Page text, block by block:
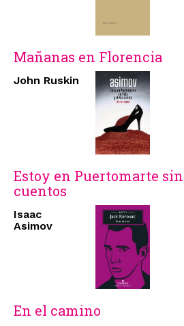
Mañanas en Florencia
John Ruskin
Estoy en Puertomarte
cuentos
Isaac
Asimov
En el camino